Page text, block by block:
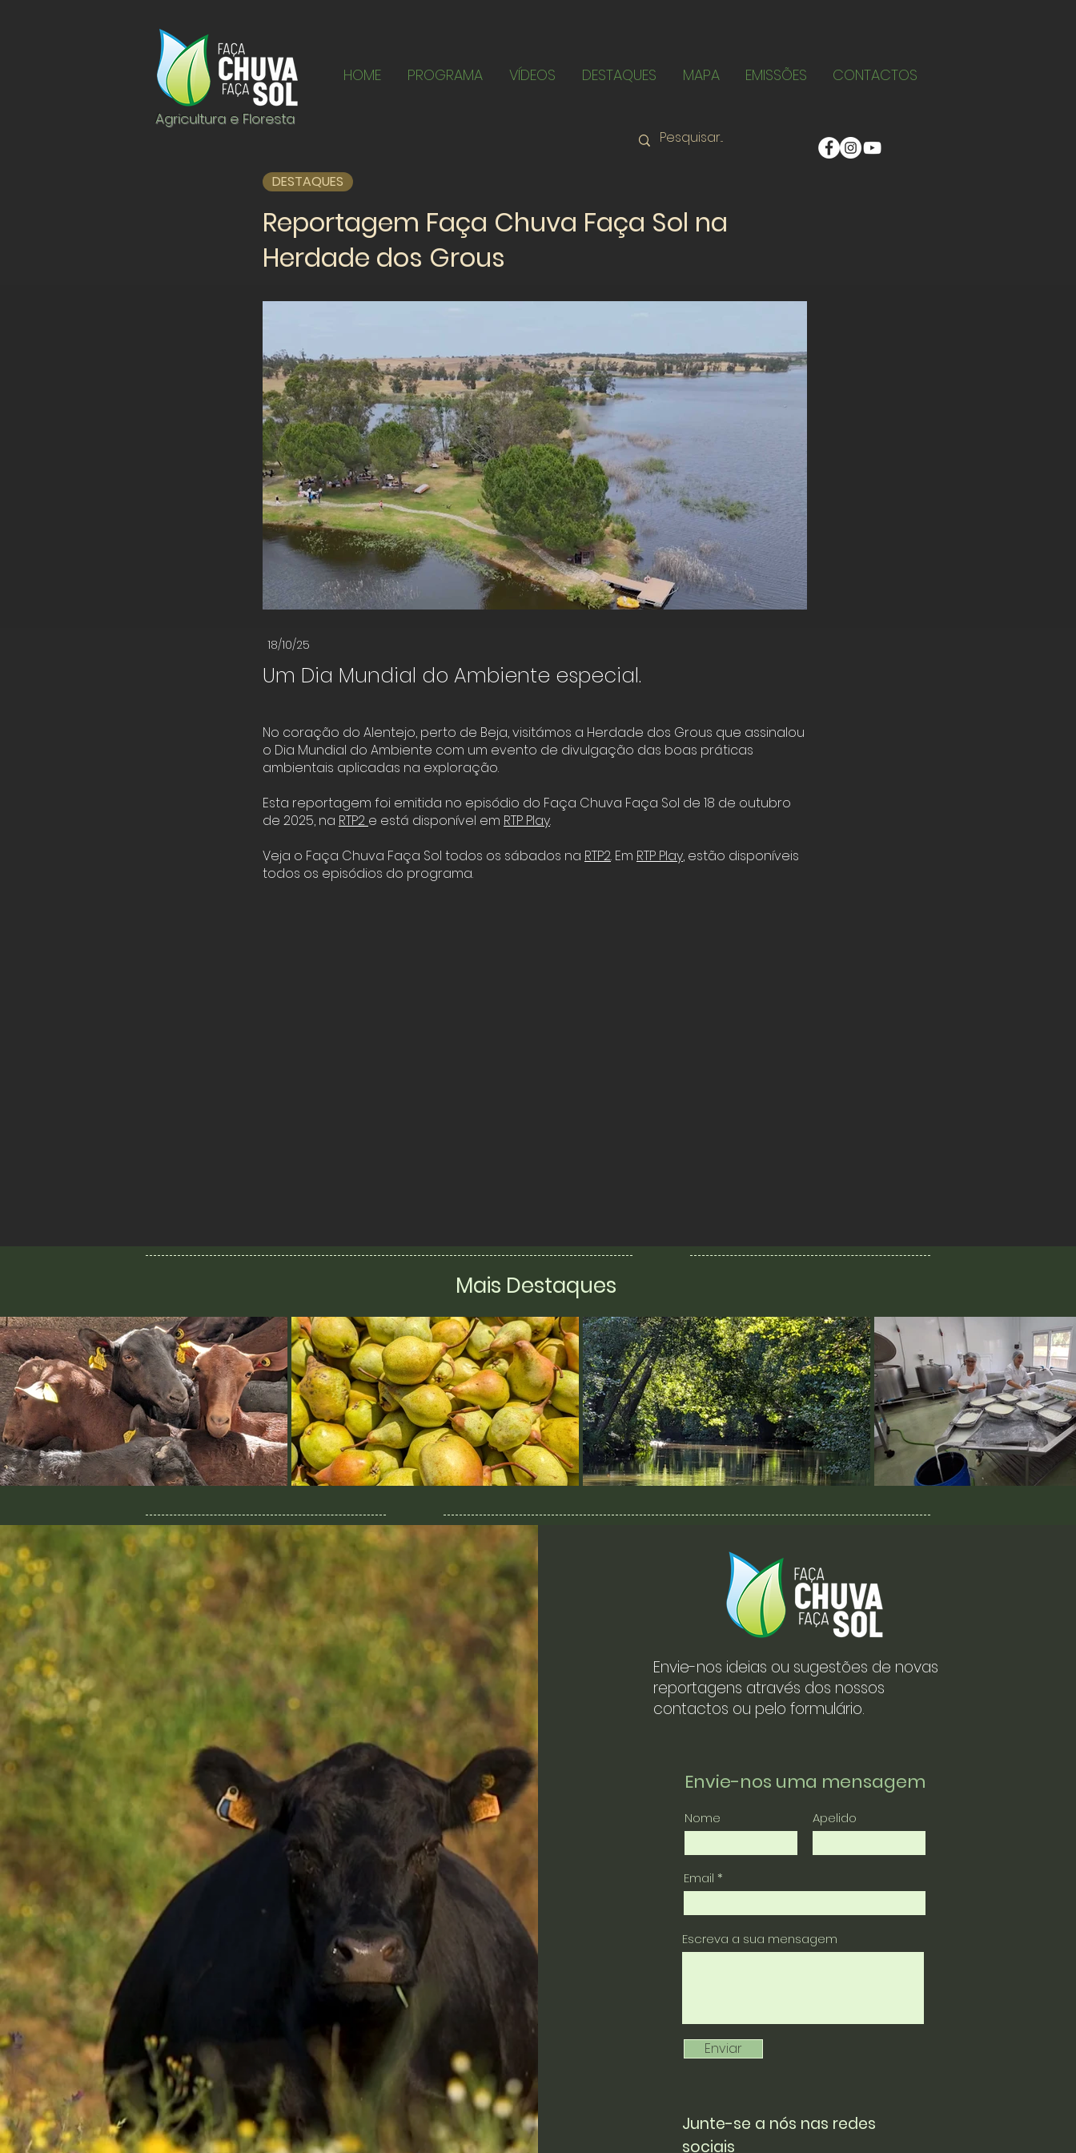
Agricultura e Floresta
HOME PROGRAMA VÍDEOS DESTAQUES MAPA EMISSÕES CONTACTOS
DESTAQUES
Reportagem Faça Chuva Faça Sol na
Herdade dos Grous
Click here
18/10/25
Um Dia Mundial do Ambiente especial.
No coração do Alentejo, perto de Beja, visitámos a Herdade dos Grous que assinalou
o Dia Mundial do Ambiente com um evento de divulgação das boas práticas
ambientais aplicadas na exploração.
Esta reportagem foi emitida no episódio do Faça Chuva Faça Sol de 18 de outubro
de 2025, na RTP2 e está disponível em RTP Play.
Veja o Faça Chuva Faça Sol todos os sábados na RTP2. Em RTP Play, estão disponíveis
todos os episódios do programa.
Mais Destaques
Envie-nos ideias ou sugestões de novas
reportagens através dos nossos
contactos ou pelo formulário.
Envie-nos uma mensagem
Nome Apelido
Email
Escreva a sua mensagem
Enviar
Junte-se a nós nas redes
sociais